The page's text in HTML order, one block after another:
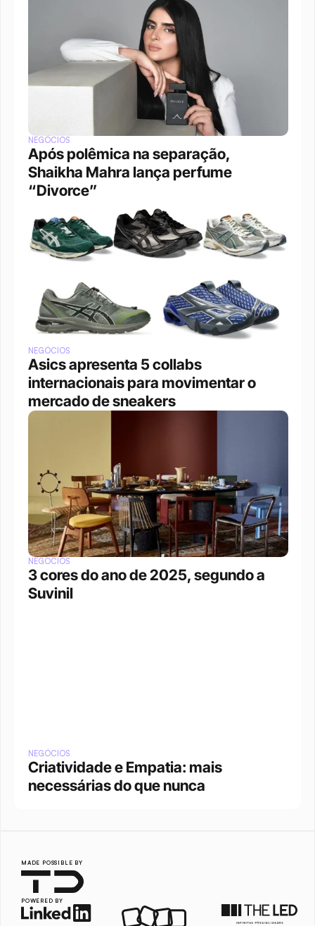
NEGÓCIOS
Após polêmica na separação,
Shaikha Mahra lança perfume
“Divorce”
NEGÓCIOS
Asics apresenta 5 collabs
internacionais para movimentar o
mercado de sneakers
NEGÓCIOS
3 cores do ano de 2025, segundo a
Suvinil
NEGÓCIOS
Criatividade e Empatia: mais
necessárias do que nunca
MADE POSSIBLE BY
POWERED BY